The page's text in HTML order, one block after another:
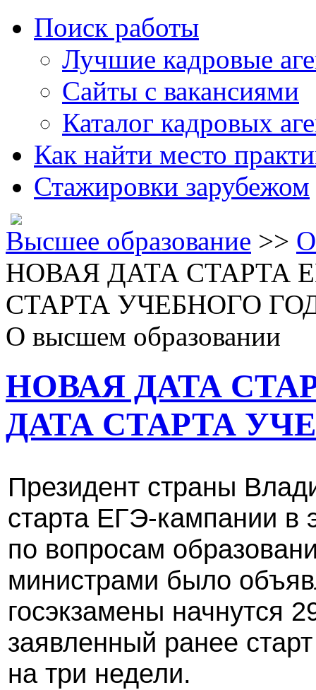
Поиск работы
Лучшие кадровые
Сайты с вакансиями
Каталог кадровых
Как найти место
Стажировки зарубежом
Высшее образование >>
НОВАЯ ДАТА СТАРТА
СТАРТА УЧЕБНОГО
О высшем образовании
НОВАЯ ДАТА
ДАТА СТАРТА
Президент страны
старта ЕГЭ-кампании в
по вопросам
министрами было
госэкзамены начнутся
заявленный ранее
на три недели.